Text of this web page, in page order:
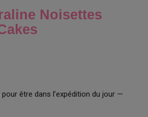
Noisettes
être dans l’expédition du jour —